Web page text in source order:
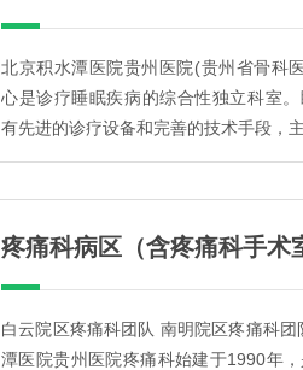
北京积水潭医院贵州医院(贵州省骨科
心是诊疗睡眠疾病的综合性独立科室
有先进的诊疗设备和完善的技术手段，主
疼痛科病区（含疼痛科手术
白云院区疼痛科团队 南明院区疼痛科团
潭医院贵州医院疼痛科始建于1990年